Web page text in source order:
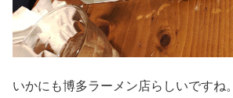
いかにも博多ラーメン店らしいですね。